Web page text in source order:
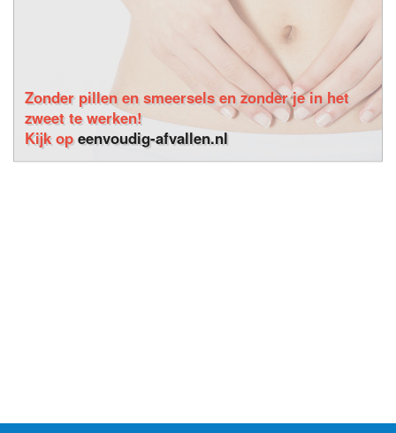
Zonder pillen en smeersels en zonder je in het
zweet te werken!
Kijk opeenvoudig-afvallen.nl